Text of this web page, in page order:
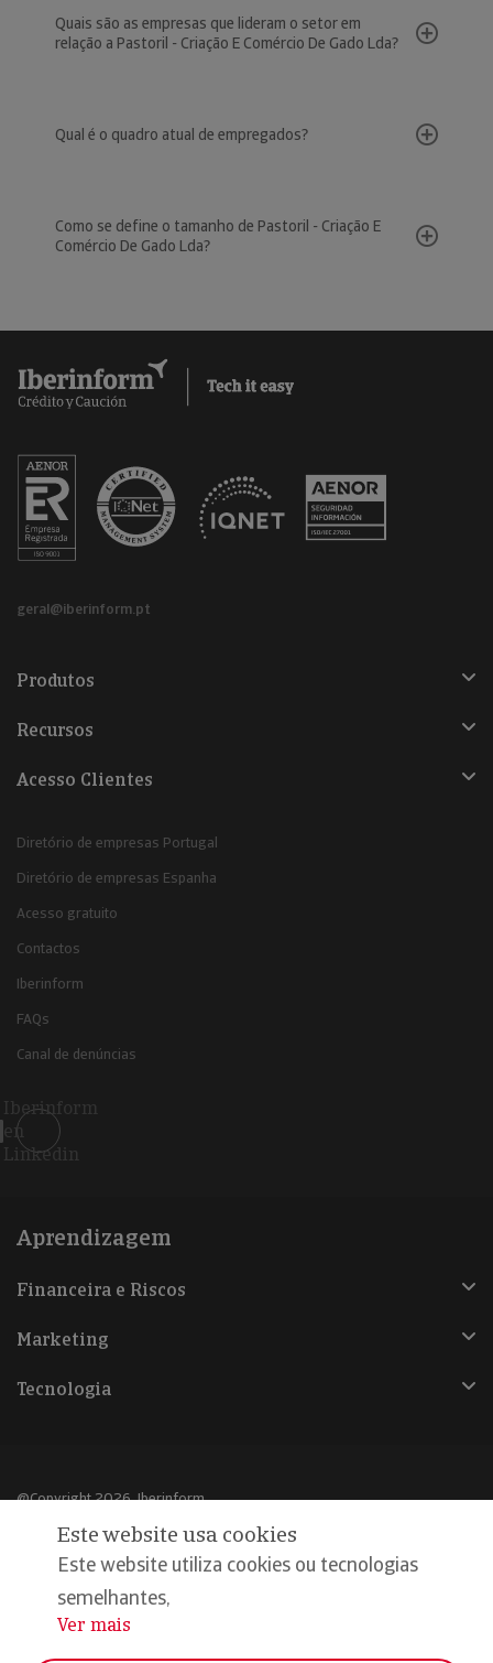
Quais são as empresas que lideram o setor em
relação a Pastoril - Criação E Comércio De Gado Lda?
Qual é o quadro atual de empregados?
Como se define o tamanho de Pastoril - Criação E
Comércio De Gado Lda?
geral@iberinform.pt
Produtos
Recursos
Acesso Clientes
Diretório de empresas Portugal
Diretório de empresas Espanha
Acesso gratuito
Contactos
Iberinform
FAQs
Canal de denúncias
Iberinform
en
Linkedin
Aprendizagem
Financeira e Riscos
Marketing
Tecnologia
@Copyright 2026, Iberinform
Política de cookies
Declaração de privacidade
Este website usa cookies
Este website utiliza cookies ou tecnologias
semelhantes,
...
Ver mais